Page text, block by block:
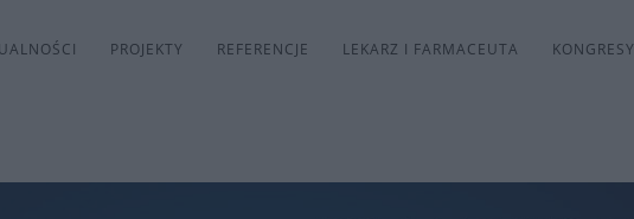
PROJEKTY REFERENCJE LEKARZ I FARMACEUTA KONGRESY